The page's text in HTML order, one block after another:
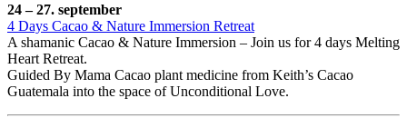
24 – 27. september
4 Days Cacao & Nature Immersion Retreat
A shamanic Cacao & Nature Immersion – Join us for 4 days Melting
Heart Retreat.
Guided By Mama Cacao plant medicine from Keith’s Cacao
Guatemala into the space of Unconditional Love.